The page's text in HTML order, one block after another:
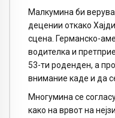
Малкумина би
децении откако
сцена. Германско-
водителка и
53-ти роденден, а
внимание каде и да
Многумина се
како на врвот на